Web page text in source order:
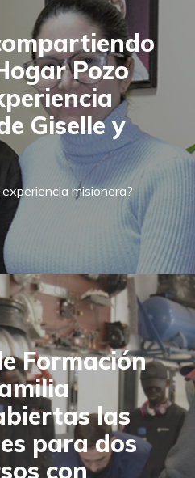
Pozo
Giselle y
misionera?
Formación
las
para dos
con